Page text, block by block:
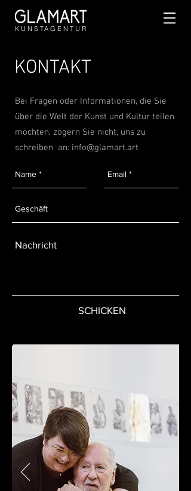
KUNSTAGENTUR
KONTAKT
Bei Fragen oder Informationen, die Sie
über die Welt der Kunst und Kultur teilen
möchten, zögern Sie nicht, uns zu
schreiben an: info@glamart.art
SCHICKEN